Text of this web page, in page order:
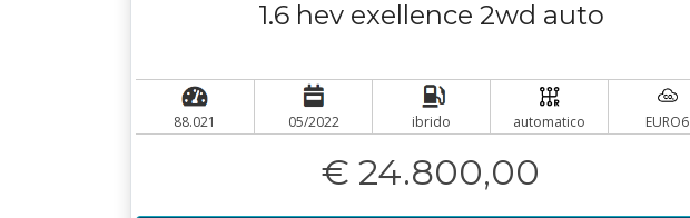
1.6 hev exellence 2wd auto
88.021 05/2022 ibrido automatico EURO6
€ 24.800,00